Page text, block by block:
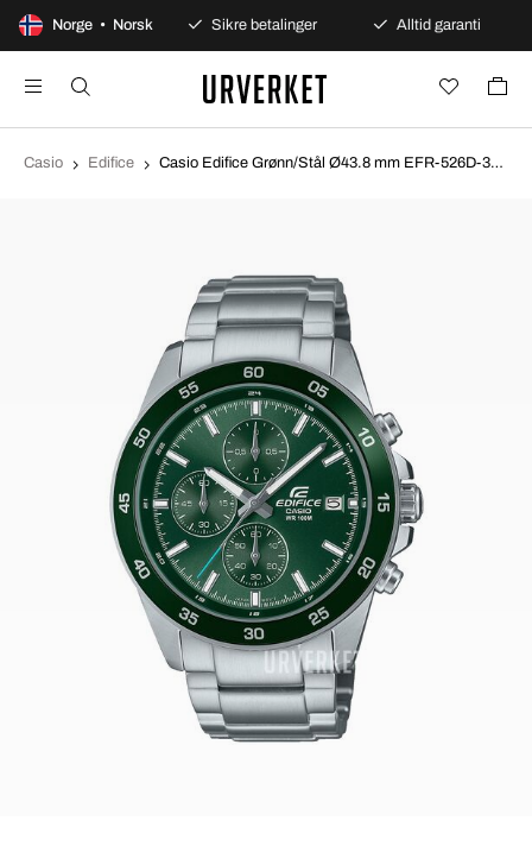
Norge • Norsk
dagers åpent kjøp Sikre betalinger Alltid garanti
Casio Edifice Casio Edifice Grønn/Stål Ø43.8 mm EFR-526D-3AVUEF